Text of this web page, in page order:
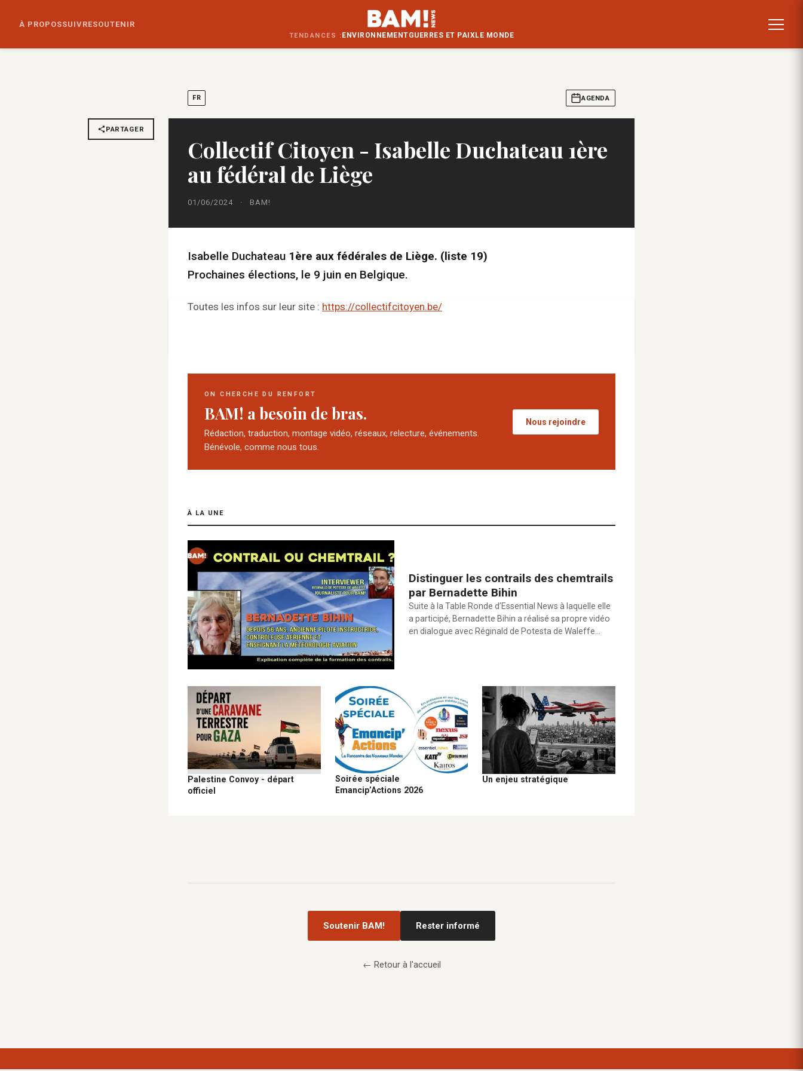
À PROPOSSUIVRESOUTENIR
TENDANCES : ENVIRONNEMENTGUERRES ET PAIXLE MONDE
FR AGENDA
PARTAGER
Collectif Citoyen - Isabelle Duchateau 1ère
au fédéral de Liège
01/06/2024 · BAM!
Isabelle Duchateau 1ère aux fédérales de Liège. (liste 19)
Prochaines élections, le 9 juin en Belgique.
Toutes les infos sur leur site : https://collectifcitoyen.be/
ON CHERCHE DU RENFORT
BAM! a besoin de bras.
Rédaction, traduction, montage vidéo, réseaux, relecture, événements.
Bénévole, comme nous tous.
Nous rejoindre
À LA UNE
Distinguer les contrails des chemtrails
par Bernadette Bihin
Suite à la Table Ronde d’Essential News à laquelle elle
a participé, Bernadette Bihin a réalisé sa propre vidéo
en dialogue avec Réginald de Potesta de Waleffe…
Palestine Convoy - départ
officiel
Soirée spéciale
Emancip’Actions 2026
Un enjeu stratégique
Soutenir BAM! Rester informé
← Retour à l'accueil